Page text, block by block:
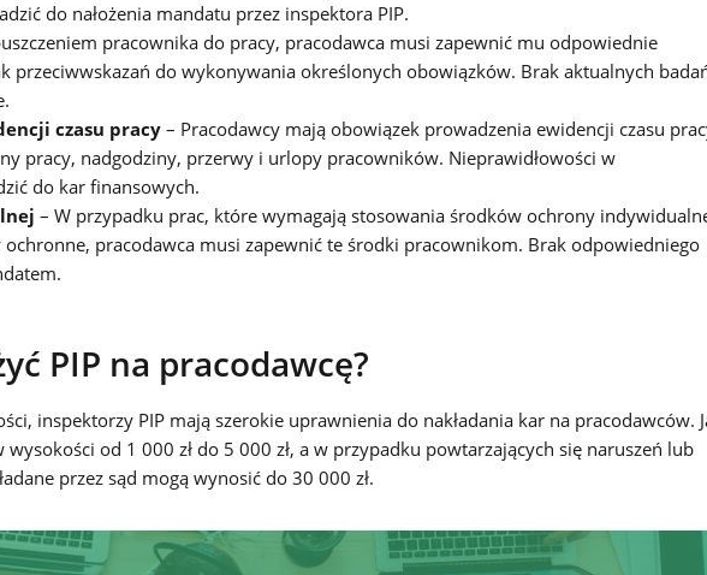
do nałożenia mandatu przez inspektora PIP.
pracownika do pracy, pracodawca musi zapewnić mu odpowiednie
przeciwwskazań do wykonywania określonych obowiązków. Brak aktualnych
czasu pracy – Pracodawcy mają obowiązek prowadzenia ewidencji czasu
pracy, nadgodziny, przerwy i urlopy pracowników. Nieprawidłowości w
do kar finansowych.
– W przypadku prac, które wymagają stosowania środków ochrony
pracodawca musi zapewnić te środki pracownikom. Brak odpowiedniego
PIP na pracodawcę?
inspektorzy PIP mają szerokie uprawnienia do nakładania kar na pracodawców.
od 1 000 zł do 5 000 zł, a w przypadku powtarzających się naruszeń lub
przez sąd mogą wynosić do 30 000 zł.